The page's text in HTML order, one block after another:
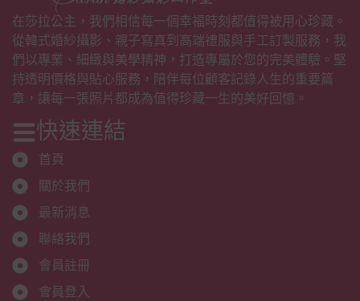
在莎拉公主，我們相信每一個幸福時刻都值得被用心珍藏。
從韓式婚紗攝影、親子寫真到高端禮服與手工訂製服務，我
們以專業、細緻與美學精神，打造專屬於您的完美體驗。堅
持透明價格與貼心服務，陪伴每位顧客記錄人生的重要篇
章，讓每一張照片都成為值得珍藏一生的美好回憶。
快速連結
首頁
關於我們
最新消息
聯絡我們
會員註冊
會員登入